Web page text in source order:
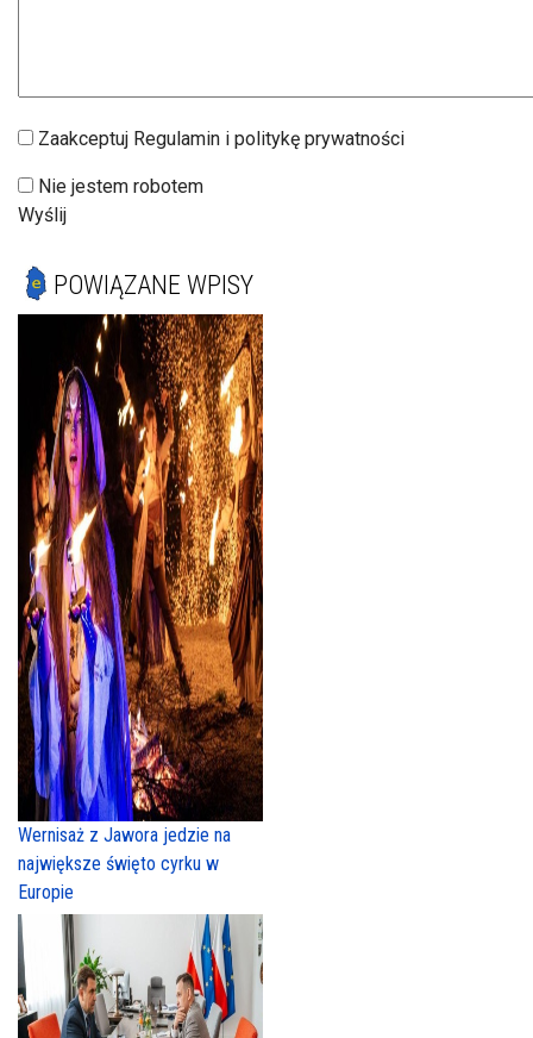
Zaakceptuj Regulamin i politykę prywatności
Nie jestem robotem
Wyślij
POWIĄZANE WPISY
Wernisaż z Jawora jedzie na
największe święto cyrku w
Europie